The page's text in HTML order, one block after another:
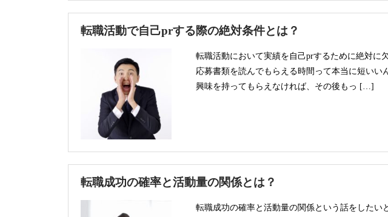
転職活動で自己prする際の絶対条件とは？
転職活動において実績を自己prするために絶対に
応募書類を読んでもらえる時間って本当に短いい
興味を持ってもらえなければ、その後もっ […]
転職成功の確率と活動量の関係とは？
転職成功の確率と活動量の関係という話をしたい